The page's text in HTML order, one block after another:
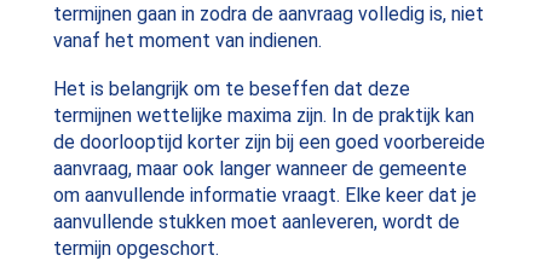
termijnen gaan in zodra de aanvraag volledig is, niet
vanaf het moment van indienen.
Het is belangrijk om te beseffen dat deze
termijnen wettelijke maxima zijn. In de praktijk kan
de doorlooptijd korter zijn bij een goed voorbereide
aanvraag, maar ook langer wanneer de gemeente
om aanvullende informatie vraagt. Elke keer dat je
aanvullende stukken moet aanleveren, wordt de
termijn opgeschort.